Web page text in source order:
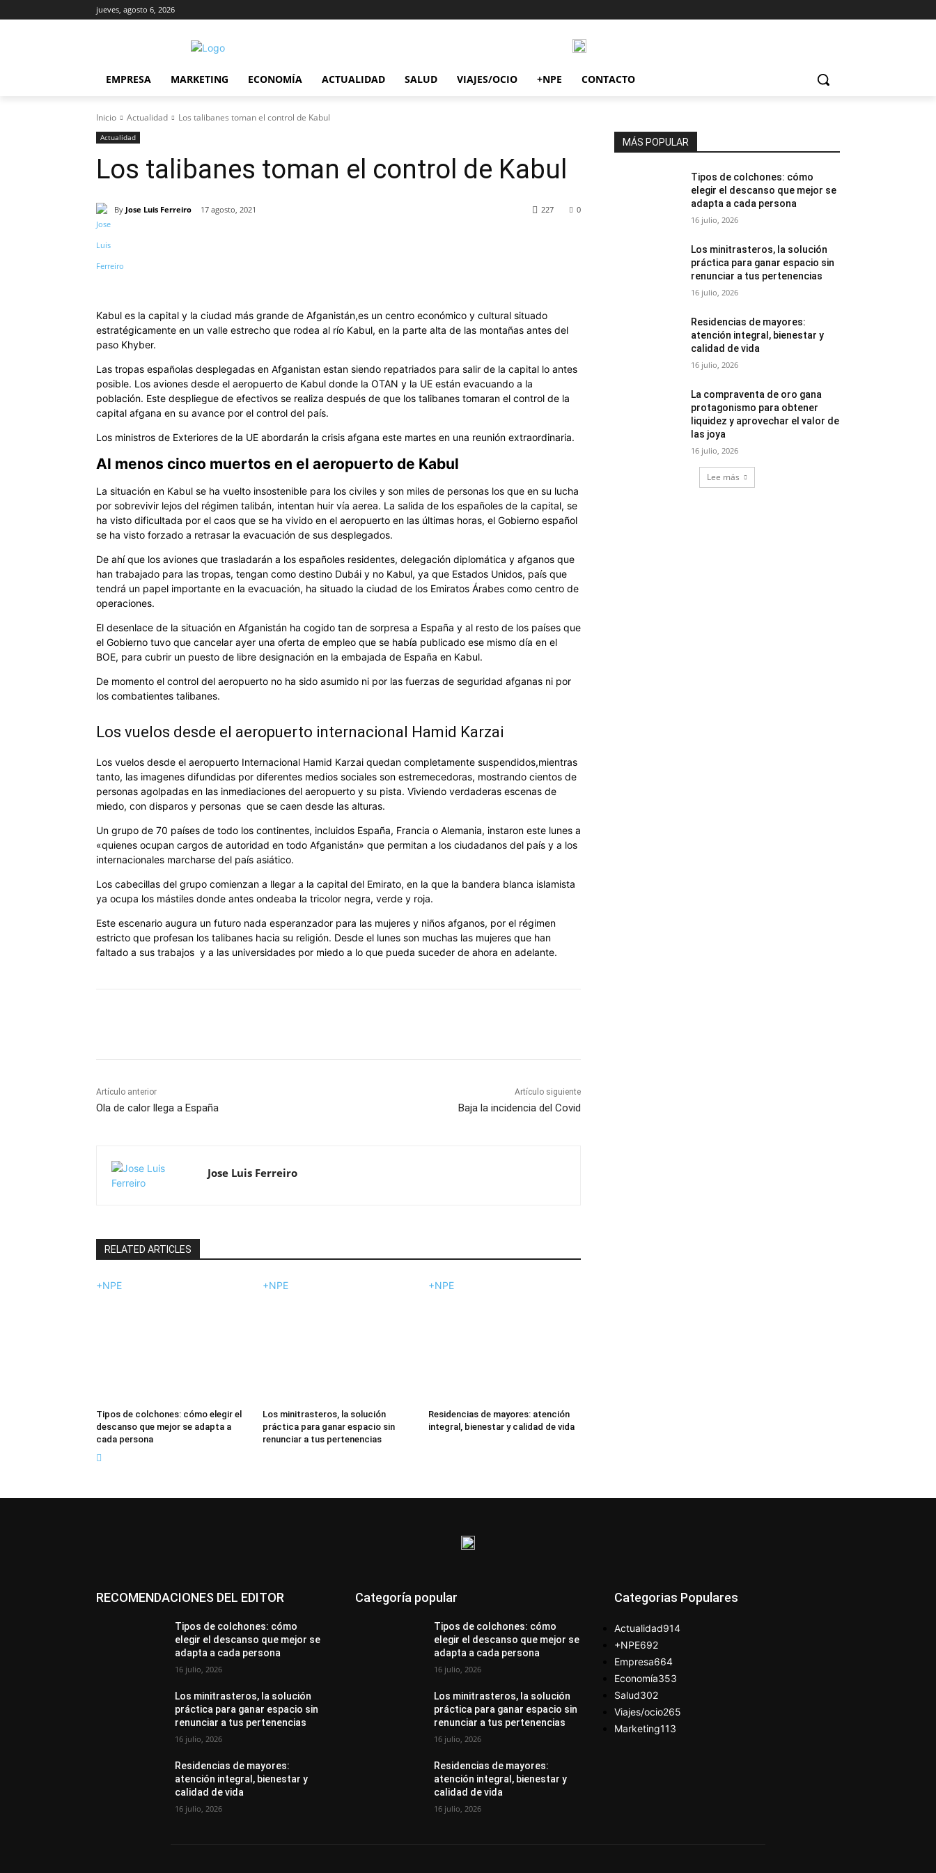
jueves, agosto 6, 2026
EMPRESA MARKETING ECONOMÍA ACTUALIDAD SALUD VIAJES/OCIO +NPE CONTACTO
Inicio Actualidad Los talibanes toman el control de Kabul
Actualidad
Los talibanes toman el control de Kabul
By Jose Luis Ferreiro 17 agosto, 2021 0
227
Kabul es la capital y la ciudad más grande de Afganistán,es un centro económico y cultural situado
estratégicamente en un valle estrecho que rodea al río Kabul, en la parte alta de las montañas antes del
paso Khyber.
Las tropas españolas desplegadas en Afganistan estan siendo repatriados para salir de la capital lo antes
posible. Los aviones desde el aeropuerto de Kabul donde la OTAN y la UE están evacuando a la
población. Este despliegue de efectivos se realiza después de que los talibanes tomaran el control de la
capital afgana en su avance por el control del país.
Los ministros de Exteriores de la UE abordarán la crisis afgana este martes en una reunión extraordinaria.
Al menos cinco muertos en el aeropuerto de Kabul
La situación en Kabul se ha vuelto insostenible para los civiles y son miles de personas los que en su lucha
por sobrevivir lejos del régimen talibán, intentan huir vía aerea. La salida de los españoles de la capital, se
ha visto dificultada por el caos que se ha vivido en el aeropuerto en las últimas horas, el Gobierno español
se ha visto forzado a retrasar la evacuación de sus desplegados.
De ahí que los aviones que trasladarán a los españoles residentes, delegación diplomática y afganos que
han trabajado para las tropas, tengan como destino Dubái y no Kabul, ya que Estados Unidos, país que
tendrá un papel importante en la evacuación, ha situado la ciudad de los Emiratos Árabes como centro de
operaciones.
El desenlace de la situación en Afganistán ha cogido tan de sorpresa a España y al resto de los países que
el Gobierno tuvo que cancelar ayer una oferta de empleo que se había publicado ese mismo día en el
BOE, para cubrir un puesto de libre designación en la embajada de España en ­Kabul.
De momento el control del aeropuerto no ha sido asumido ni por las fuerzas de seguridad afganas ni por
los combatientes talibanes.
Los vuelos desde el aeropuerto internacional Hamid Karzai
Los vuelos desde el aeropuerto Internacional Hamid Karzai quedan completamente suspendidos,mientras
tanto, las imagenes difundidas por diferentes medios sociales son estremecedoras, mostrando cientos de
personas agolpadas en las inmediaciones del aeropuerto y su pista. Viviendo verdaderas escenas de
miedo, con disparos y personas que se caen desde las alturas.
Un grupo de 70 países de todo los continentes, incluidos España, Francia o Alemania, instaron este lunes a
«quienes ocupan cargos de autoridad en todo Afganistán» que permitan a los ciudadanos del país y a los
internacionales marcharse del país asiático.
Los cabecillas del grupo comienzan a llegar a la capital del Emirato, en la que la bandera blanca islamista
ya ocupa los mástiles donde antes ondeaba la tricolor negra, verde y roja.
Este escenario augura un futuro nada esperanzador para las mujeres y niños afganos, por el régimen
estricto que profesan los talibanes hacia su religión. Desde el lunes son muchas las mujeres que han
faltado a sus trabajos y a las universidades por miedo a lo que pueda suceder de ahora en adelante.
Artículo anterior
Ola de calor llega a España
Artículo siguiente
Baja la incidencia del Covid
Jose Luis Ferreiro
RELATED ARTICLES
+NPE
Tipos de colchones: cómo elegir el
descanso que mejor se adapta a
cada persona
+NPE
Los minitrasteros, la solución
práctica para ganar espacio sin
renunciar a tus pertenencias
+NPE
Residencias de mayores: atención
integral, bienestar y calidad de vida
MÁS POPULAR
Tipos de colchones: cómo
elegir el descanso que mejor se
adapta a cada persona
16 julio, 2026
Los minitrasteros, la solución
práctica para ganar espacio sin
renunciar a tus pertenencias
16 julio, 2026
Residencias de mayores:
atención integral, bienestar y
calidad de vida
16 julio, 2026
La compraventa de oro gana
protagonismo para obtener
liquidez y aprovechar el valor de
las joya
16 julio, 2026
Lee más
RECOMENDACIONES DEL EDITOR
Tipos de colchones: cómo
elegir el descanso que mejor se
adapta a cada persona
16 julio, 2026
Los minitrasteros, la solución
práctica para ganar espacio sin
renunciar a tus pertenencias
16 julio, 2026
Residencias de mayores:
atención integral, bienestar y
calidad de vida
16 julio, 2026
Categoría popular
Tipos de colchones: cómo
elegir el descanso que mejor se
adapta a cada persona
16 julio, 2026
Los minitrasteros, la solución
práctica para ganar espacio sin
renunciar a tus pertenencias
16 julio, 2026
Residencias de mayores:
atención integral, bienestar y
calidad de vida
16 julio, 2026
Categorias Populares
Actualidad914
+NPE692
Empresa664
Economía353
Salud302
Viajes/ocio265
Marketing113